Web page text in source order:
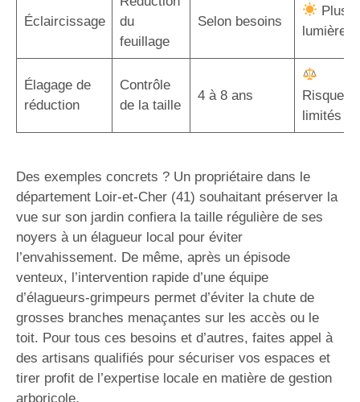
Éclaircissage
du
feuillage
Selon besoins
Plus
lumière
Élagage de
réduction
Contrôle
de la taille
4 à 8 ans
Risques
limités
Des exemples concrets ? Un propriétaire dans le
département Loir-et-Cher (41) souhaitant préserver la
vue sur son jardin confiera la taille régulière de ses
noyers à un élagueur local pour éviter
l’envahissement. De même, après un épisode
venteux, l’intervention rapide d’une équipe
d’élagueurs-grimpeurs permet d’éviter la chute de
grosses branches menaçantes sur les accès ou le
toit. Pour tous ces besoins et d’autres, faites appel à
des artisans qualifiés pour sécuriser vos espaces et
tirer profit de l’expertise locale en matière de gestion
arboricole.